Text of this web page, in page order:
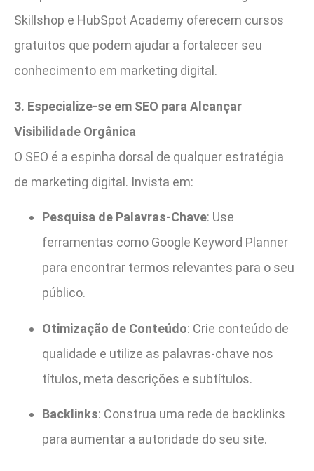
Skillshop e HubSpot Academy oferecem cursos
gratuitos que podem ajudar a fortalecer seu
conhecimento em marketing digital.
3. Especialize-se em SEO para Alcançar
Visibilidade Orgânica
O SEO é a espinha dorsal de qualquer estratégia
de marketing digital. Invista em:
Pesquisa de Palavras-Chave: Use
ferramentas como Google Keyword Planner
para encontrar termos relevantes para o seu
público.
Otimização de Conteúdo: Crie conteúdo de
qualidade e utilize as palavras-chave nos
títulos, meta descrições e subtítulos.
Backlinks: Construa uma rede de backlinks
para aumentar a autoridade do seu site.